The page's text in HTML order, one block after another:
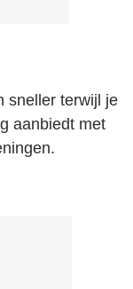
sneller terwijl je
aanbiedt met